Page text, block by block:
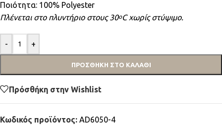
Ποιότητα: 100% Polyester
Πλένεται στο πλυντήριο στους 30οC χωρίς στύψιμο.
- +
ΠΡΟΣΘΉΚΗ ΣΤΟ ΚΑΛΆΘΙ
Πρόσθήκη στην Wishlist
Κωδικός προϊόντος: AD6050-4